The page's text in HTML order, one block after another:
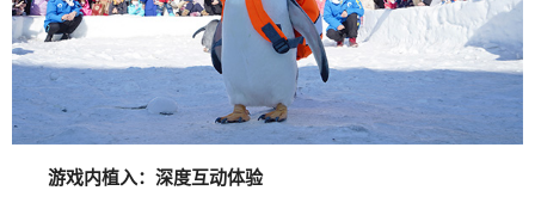
游戏内植入：深度互动体验